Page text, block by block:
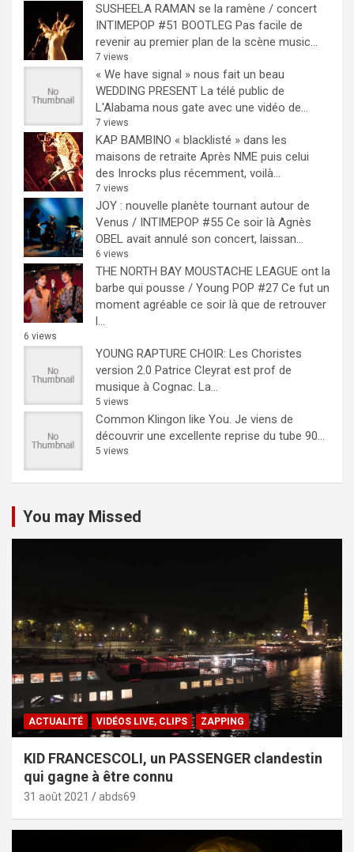
SUSHEELA RAMAN se la ramène / concert
INTIMEPOP #51 BOOTLEG Pas facile de
revenir au premier plan de la scène music...
7 views
« We have signal » nous fait un beau
WEDDING PRESENT La télé public de
L'Alabama nous gate avec une vidéo de...
7 views
KAP BAMBINO « blacklisté » dans les
maisons de retraite Après NME puis celui
des Inrocks plus récemment, voilà...
7 views
JOY : nouvelle planète tournant autour de
Venus / INTIMEPOP #55 Ce soir là Agnès
OBEL avait annulé son concert, laissan...
6 views
THE NORTH BAY MOUSTACHE LEAGUE ont la
barbe qui pousse / Young POP #27 Ce fut un
moment agréable ce soir là que de retrouver
l...
6 views
YOUNG RAPTURE CHOIR: Les Choristes
version 2.0 Patrice Cleyrat est prof de
musique à Cognac. La...
5 views
Common Klingon like You. Je viens de
découvrir une excellente reprise du tube 90...
5 views
You may Missed
ACTUALITÉ VIDÉOS LIVE, CLIPS ZAPPING
KID FRANCESCOLI, un PASSENGER clandestin
qui gagne à être connu
31 août 2021 abds69